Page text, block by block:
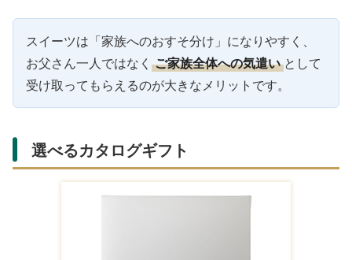
スイーツは「家族へのおすそ分け」になりやすく、
お父さん一人ではなく ご家族全体への気遣い として
受け取ってもらえるのが大きなメリットです。
選べるカタログギフト